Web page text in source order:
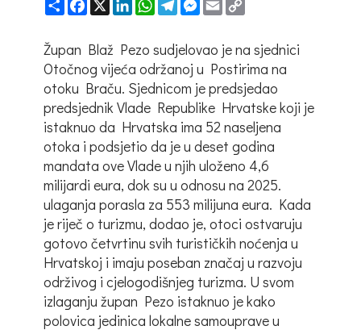
Župan Blaž Pezo sudjelovao je na sjednici
Otočnog vijeća održanoj u Postirima na
otoku Braču. Sjednicom je predsjedao
predsjednik Vlade Republike Hrvatske koji je
istaknuo da Hrvatska ima 52 naseljena
otoka i podsjetio da je u deset godina
mandata ove Vlade u njih uloženo 4,6
milijardi eura, dok su u odnosu na 2025.
ulaganja porasla za 553 milijuna eura. Kada
je riječ o turizmu, dodao je, otoci ostvaruju
gotovo četvrtinu svih turističkih noćenja u
Hrvatskoj i imaju poseban značaj u razvoju
održivog i cjelogodišnjeg turizma. U svom
izlaganju župan Pezo istaknuo je kako
polovica jedinica lokalne samouprave u